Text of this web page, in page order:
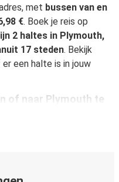
met bussen van en
€. Boek je reis op
2 haltes in Plymouth,
17 steden. Bekijk
een halte is in jouw
of naar Plymouth te
wifi en stopcontacten.